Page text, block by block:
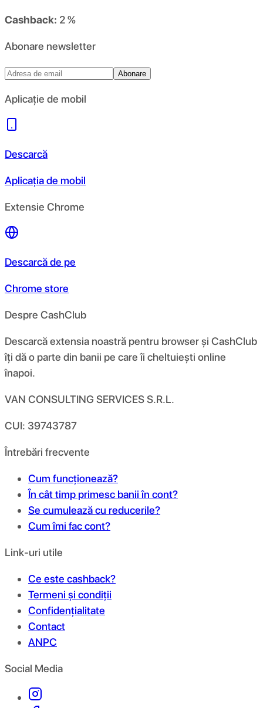
Cashback: 2 %
Abonare newsletter
Abonare
Aplicație de mobil
Descarcă
Aplicația de mobil
Extensie Chrome
Descarcă de pe
Chrome store
Despre CashClub
Descarcă extensia noastră pentru browser și CashClub
îți dă o parte din banii pe care îi cheltuiești online
înapoi.
VAN CONSULTING SERVICES S.R.L.
CUI: 39743787
Întrebări frecvente
Cum funcționează?
În cât timp primesc banii în cont?
Se cumulează cu reducerile?
Cum îmi fac cont?
Link-uri utile
Ce este cashback?
Termeni și condiții
Confidențialitate
Contact
ANPC
Social Media